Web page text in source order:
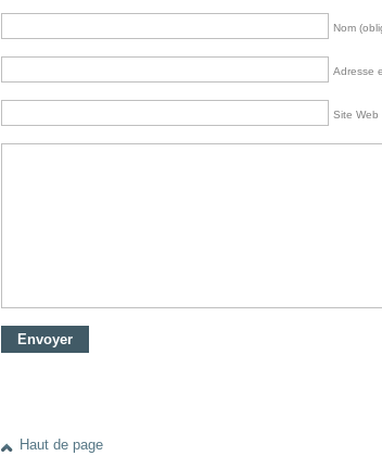
Nom
Adresse
Site Web
Haut de page